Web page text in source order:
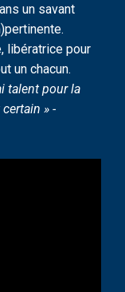
un savant
libératrice pour
un chacun.
talent pour la
certain » -